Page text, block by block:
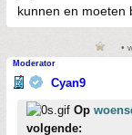
kunnen en moeten
•
Moderator
Cyan9
Op
volgende: